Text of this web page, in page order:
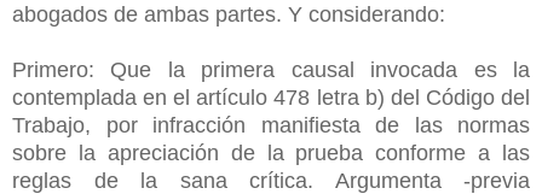
abogados de ambas partes. Y considerando:
Primero: Que la primera causal invocada es la
contemplada en el artículo 478 letra b) del Código del
Trabajo, por infracción manifiesta de las normas
sobre la apreciación de la prueba conforme a las
reglas de la sana crítica. Argumenta -previa